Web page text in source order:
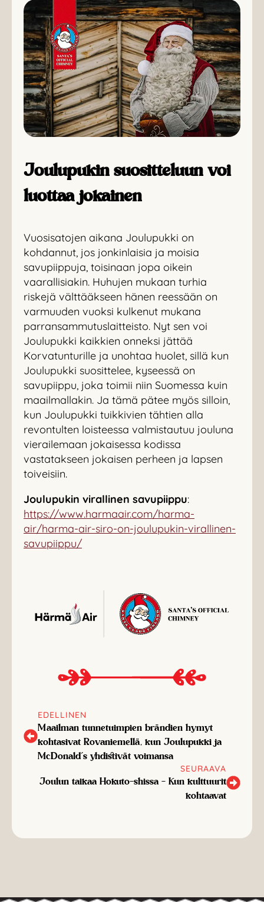
Joulupukin suositteluun voi
luottaa jokainen
Vuosisatojen aikana Joulupukki on
kohdannut, jos jonkinlaisia ja moisia
savupiippuja, toisinaan jopa oikein
vaarallisiakin. Huhujen mukaan turhia
riskejä välttääkseen hänen reessään on
varmuuden vuoksi kulkenut mukana
parransammutuslaitteisto. Nyt sen voi
Joulupukki kaikkien onneksi jättää
Korvatunturille ja unohtaa huolet, sillä kun
Joulupukki suosittelee, kyseessä on
savupiippu, joka toimii niin Suomessa kuin
maailmallakin. Ja tämä pätee myös silloin,
kun Joulupukki tuikkivien tähtien alla
revontulten loisteessa valmistautuu jouluna
vierailemaan jokaisessa kodissa
vastatakseen jokaisen perheen ja lapsen
toiveisiin.
Joulupukin virallinen savupiippu:
https://www.harmaair.com/harma-
air/harma-air-siro-on-joulupukin-virallinen-
savupiippu/
EDELLINEN
Maailman tunnetuimpien brändien hymyt
kohtasivat Rovaniemellä, kun Joulupukki ja
McDonald’s yhdistivät voimansa
SEURAAVA
Joulun taikaa Hokuto-shissa – Kun kulttuurit
kohtaavat